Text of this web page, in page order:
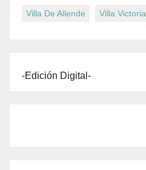
Villa De Allende Villa Victoria
-Edición Digital-